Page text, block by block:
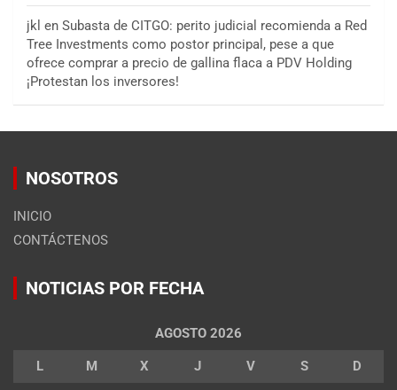
jkl en Subasta de CITGO: perito judicial recomienda a Red
Tree Investments como postor principal, pese a que
ofrece comprar a precio de gallina flaca a PDV Holding
¡Protestan los inversores!
NOSOTROS
INICIO
CONTÁCTENOS
NOTICIAS POR FECHA
AGOSTO 2026
L M X J V S D